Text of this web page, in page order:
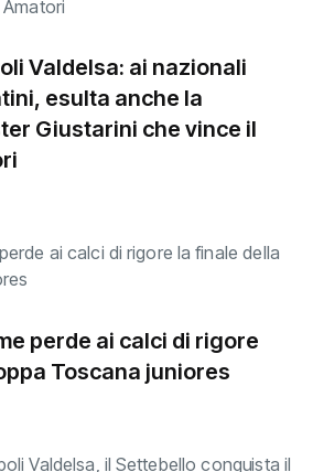
Valdelsa: ai nazionali
esulta anche la
Giustarini che vince il
perde ai calci di rigore
Toscana juniores